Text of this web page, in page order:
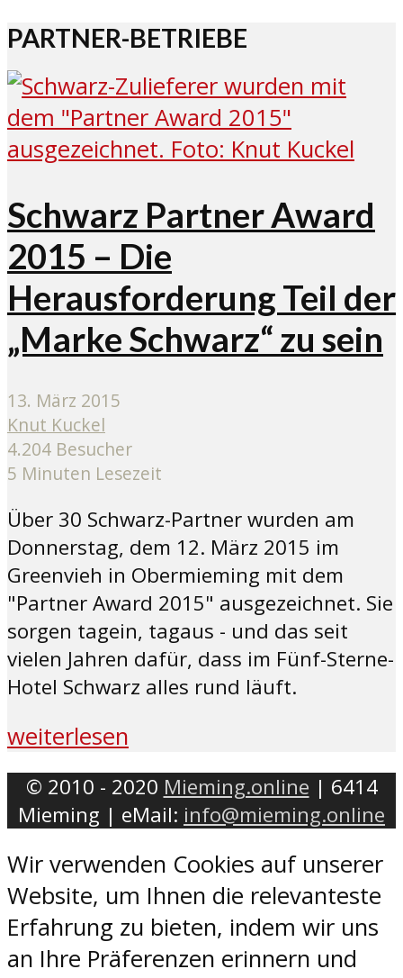
PARTNER-BETRIEBE
Schwarz Partner Award
2015 – Die
Herausforderung Teil der
„Marke Schwarz“ zu sein
13. März 2015
Knut Kuckel
4.204 Besucher
5 Minuten Lesezeit
Über 30 Schwarz-Partner wurden am
Donnerstag, dem 12. März 2015 im
Greenvieh in Obermieming mit dem
"Partner Award 2015" ausgezeichnet. Sie
sorgen tagein, tagaus - und das seit
vielen Jahren dafür, dass im Fünf-Sterne-
Hotel Schwarz alles rund läuft.
weiterlesen
© 2010 - 2020 Mieming.online | 6414
Mieming | eMail: info@mieming.online
Wir verwenden Cookies auf unserer
Website, um Ihnen die relevanteste
Erfahrung zu bieten, indem wir uns
an Ihre Präferenzen erinnern und